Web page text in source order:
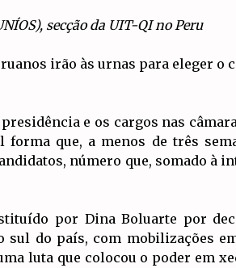
secção da UIT-QI no Peru
irão às urnas para eleger
e os cargos nas
que, a menos de três
número que, somado à
por Dina Boluarte por
do país, com mobilizações
luta que colocou o poder em